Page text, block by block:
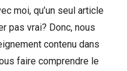
moi, qu’un seul article
pas vrai? Donc, nous
contenu dans
faire comprendre le